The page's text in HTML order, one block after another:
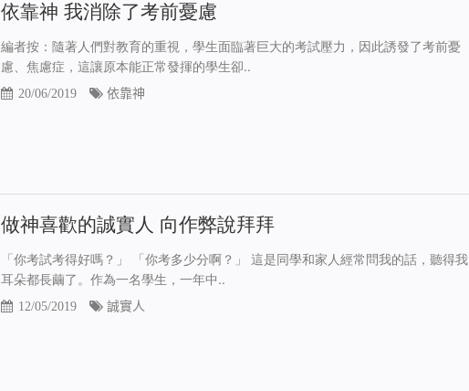
依靠神 我消除了考前憂慮
編者按：隨著人們對教育的重視，學生面臨著巨大的考試壓力，因此誘發了考前憂
慮、焦慮症，這讓原本能正常發揮的學生卻..
20/06/2019 依靠神
做神喜歡的誠實人 向作弊說拜拜
「你考試考得好嗎？」 「你考多少分啊？」 這是同學和家人經常問我的話，聽得我
耳朵都長繭了。作為一名學生，一年中..
12/05/2019 誠實人